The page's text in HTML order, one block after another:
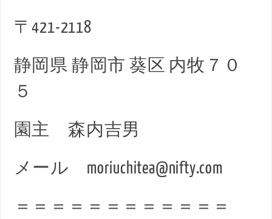
〒421-2118
静岡県 静岡市 葵区 内牧７０
５
園主 森内吉男
メール moriuchitea@nifty.com
＝＝＝＝＝＝＝＝＝＝＝＝